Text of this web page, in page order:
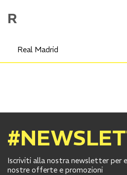
R
Real Madrid
Iscriviti alla nostra newsletter per
nostre offerte e promozioni